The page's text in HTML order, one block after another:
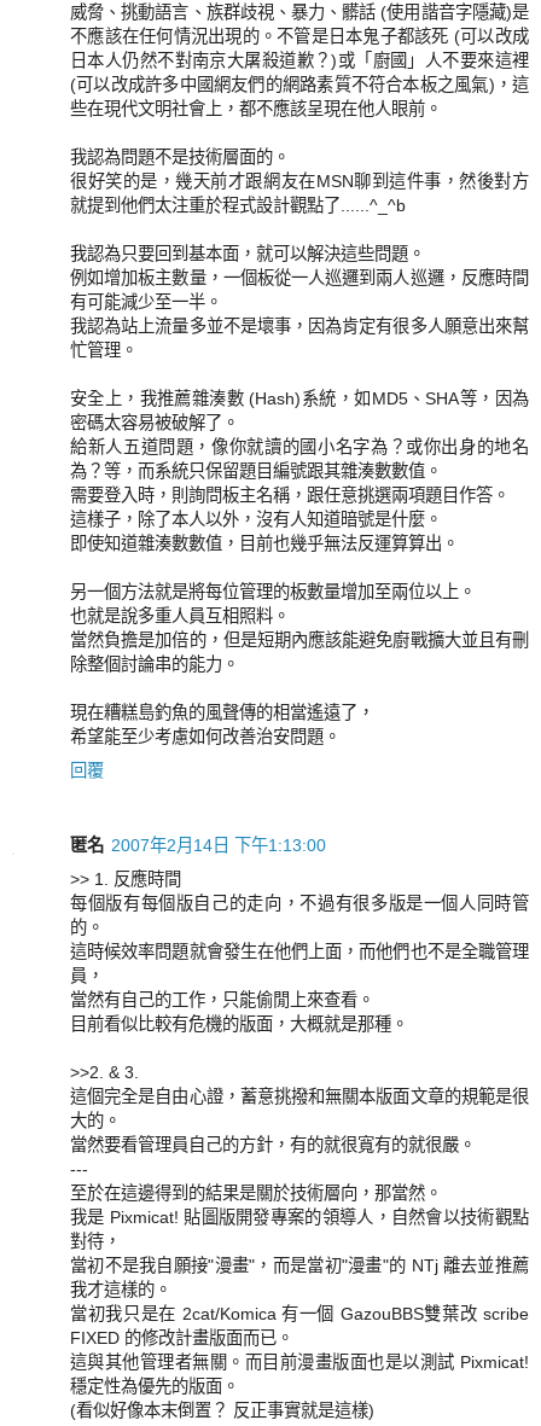
威脅、挑動語言、族群歧視、暴力、髒話 (使用諧音字隱藏)是
不應該在任何情況出現的。不管是日本鬼子都該死 (可以改成
日本人仍然不對南京大屠殺道歉？)或「廚國」人不要來這裡
(可以改成許多中國網友們的網路素質不符合本板之風氣)，這
些在現代文明社會上，都不應該呈現在他人眼前。
我認為問題不是技術層面的。
很好笑的是，幾天前才跟網友在MSN聊到這件事，然後對方
就提到他們太注重於程式設計觀點了......^_^b
我認為只要回到基本面，就可以解決這些問題。
例如增加板主數量，一個板從一人巡邏到兩人巡邏，反應時間
有可能減少至一半。
我認為站上流量多並不是壞事，因為肯定有很多人願意出來幫
忙管理。
安全上，我推薦雜湊數 (Hash)系統，如MD5、SHA等，因為
密碼太容易被破解了。
給新人五道問題，像你就讀的國小名字為？或你出身的地名
為？等，而系統只保留題目編號跟其雜湊數數值。
需要登入時，則詢問板主名稱，跟任意挑選兩項題目作答。
這樣子，除了本人以外，沒有人知道暗號是什麼。
即使知道雜湊數數值，目前也幾乎無法反運算算出。
另一個方法就是將每位管理的板數量增加至兩位以上。
也就是說多重人員互相照料。
當然負擔是加倍的，但是短期內應該能避免廚戰擴大並且有刪
除整個討論串的能力。
現在糟糕島釣魚的風聲傳的相當遙遠了，
希望能至少考慮如何改善治安問題。
回覆
匿名 2007年2月14日 下午1:13:00
>> 1. 反應時間
每個版有每個版自己的走向，不過有很多版是一個人同時管
的。
這時候效率問題就會發生在他們上面，而他們也不是全職管理
員，
當然有自己的工作，只能偷閒上來查看。
目前看似比較有危機的版面，大概就是那種。
>>2. & 3.
這個完全是自由心證，蓄意挑撥和無關本版面文章的規範是很
大的。
當然要看管理員自己的方針，有的就很寬有的就很嚴。
---
至於在這邊得到的結果是關於技術層向，那當然。
我是 Pixmicat! 貼圖版開發專案的領導人，自然會以技術觀點
對待，
當初不是我自願接"漫畫"，而是當初"漫畫"的 NTj 離去並推薦
我才這樣的。
當初我只是在 2cat/Komica 有一個 GazouBBS雙葉改 scribe
FIXED 的修改計畫版面而已。
這與其他管理者無關。而目前漫畫版面也是以測試 Pixmicat!
穩定性為優先的版面。
(看似好像本末倒置？ 反正事實就是這樣)